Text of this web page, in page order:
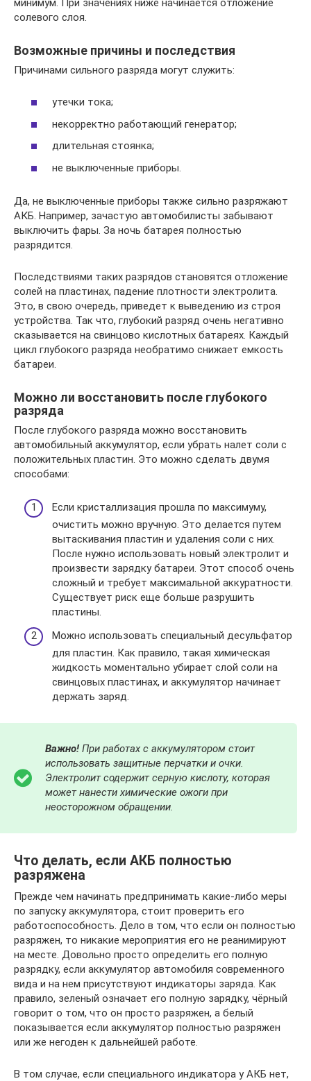
минимум. При значениях ниже начинается отложение
солевого слоя.
Возможные причины и последствия
Причинами сильного разряда могут служить:
утечки тока;
некорректно работающий генератор;
длительная стоянка;
не выключенные приборы.
Да, не выключенные приборы также сильно разряжают
АКБ. Например, зачастую автомобилисты забывают
выключить фары. За ночь батарея полностью
разрядится.
Последствиями таких разрядов становятся отложение
солей на пластинах, падение плотности электролита.
Это, в свою очередь, приведет к выведению из строя
устройства. Так что, глубокий разряд очень негативно
сказывается на свинцово кислотных батареях. Каждый
цикл глубокого разряда необратимо снижает емкость
батареи.
Можно ли восстановить после глубокого
разряда
После глубокого разряда можно восстановить
автомобильный аккумулятор, если убрать налет соли с
положительных пластин. Это можно сделать двумя
способами:
Если кристаллизация прошла по максимуму,
очистить можно вручную. Это делается путем
вытаскивания пластин и удаления соли с них.
После нужно использовать новый электролит и
произвести зарядку батареи. Этот способ очень
сложный и требует максимальной аккуратности.
Существует риск еще больше разрушить
пластины.
Можно использовать специальный десульфатор
для пластин. Как правило, такая химическая
жидкость моментально убирает слой соли на
свинцовых пластинах, и аккумулятор начинает
держать заряд.
Важно! При работах с аккумулятором стоит
использовать защитные перчатки и очки.
Электролит содержит серную кислоту, которая
может нанести химические ожоги при
неосторожном обращении.
Что делать, если АКБ полностью
разряжена
Прежде чем начинать предпринимать какие-либо меры
по запуску аккумулятора, стоит проверить его
работоспособность. Дело в том, что если он полностью
разряжен, то никакие мероприятия его не реанимируют
на месте. Довольно просто определить его полную
разрядку, если аккумулятор автомобиля современного
вида и на нем присутствуют индикаторы заряда. Как
правило, зеленый означает его полную зарядку, чёрный
говорит о том, что он просто разряжен, а белый
показывается если аккумулятор полностью разряжен
или же негоден к дальнейшей работе.
В том случае, если специального индикатора у АКБ нет,